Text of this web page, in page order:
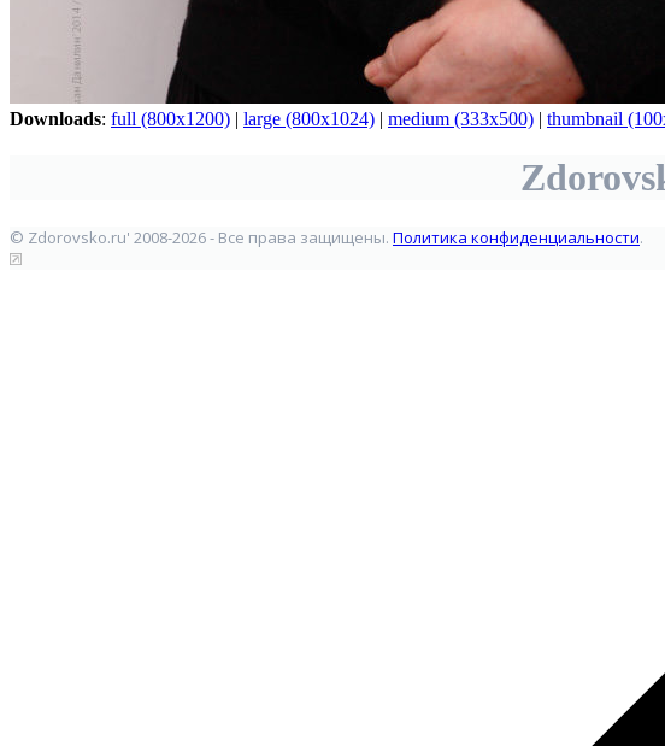
Downloads: full (800x1200) | large (800x1024) | medium (333x500) | thumbnail
© Zdorovsko.ru' 2008-2026 - Все права защищены. Политика конфиденциальности.